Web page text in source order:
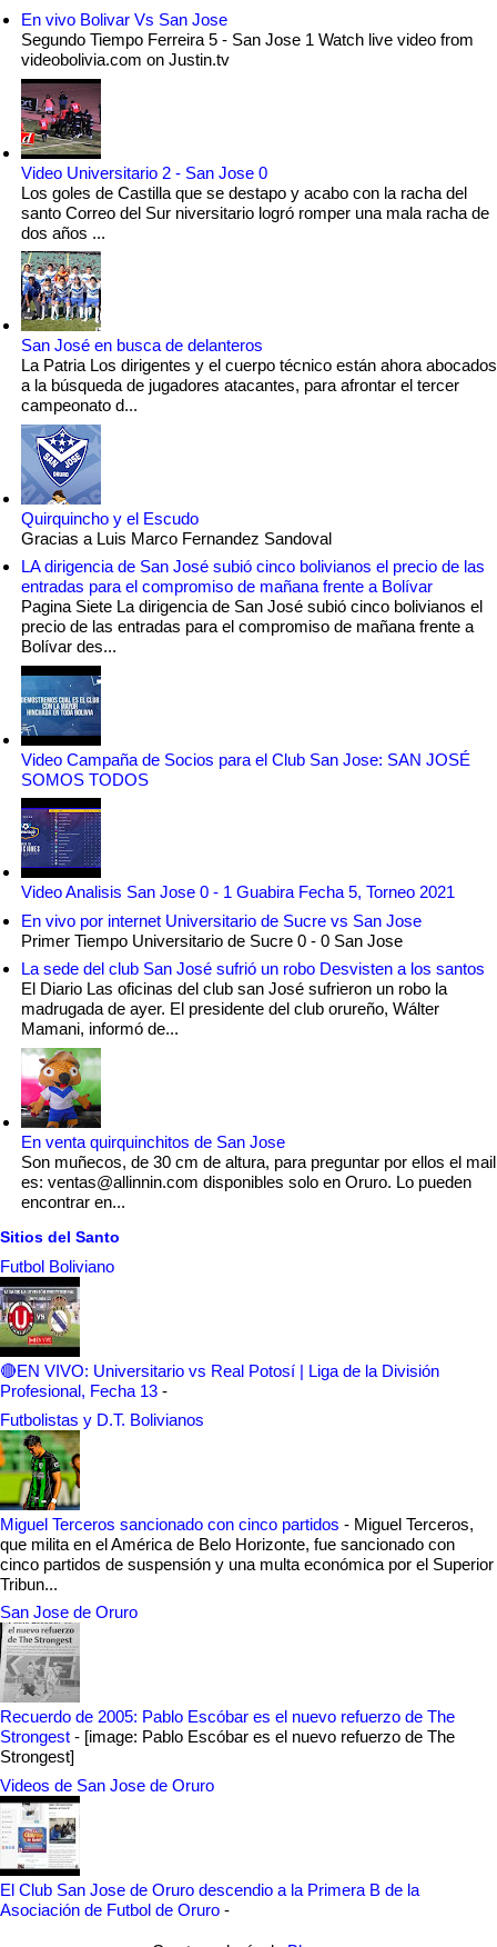
En vivo Bolivar Vs San Jose
Segundo Tiempo Ferreira 5 - San Jose 1 Watch live video from
videobolivia.com on Justin.tv
Video Universitario 2 - San Jose 0
Los goles de Castilla que se destapo y acabo con la racha del
santo Correo del Sur niversitario logró romper una mala racha de
dos años ...
San José en busca de delanteros
La Patria Los dirigentes y el cuerpo técnico están ahora abocados
a la búsqueda de jugadores atacantes, para afrontar el tercer
campeonato d...
Quirquincho y el Escudo
Gracias a Luis Marco Fernandez Sandoval
LA dirigencia de San José subió cinco bolivianos el precio de las
entradas para el compromiso de mañana frente a Bolívar
Pagina Siete La dirigencia de San José subió cinco bolivianos el
precio de las entradas para el compromiso de mañana frente a
Bolívar des...
Video Campaña de Socios para el Club San Jose: SAN JOSÉ
SOMOS TODOS
Video Analisis San Jose 0 - 1 Guabira Fecha 5, Torneo 2021
En vivo por internet Universitario de Sucre vs San Jose
Primer Tiempo Universitario de Sucre 0 - 0 San Jose
La sede del club San José sufrió un robo Desvisten a los santos
El Diario Las oficinas del club san José sufrieron un robo la
madrugada de ayer. El presidente del club orureño, Wálter
Mamani, informó de...
En venta quirquinchitos de San Jose
Son muñecos, de 30 cm de altura, para preguntar por ellos el mail
es: ventas@allinnin.com disponibles solo en Oruro. Lo pueden
encontrar en...
Sitios del Santo
Futbol Boliviano
🔴EN VIVO: Universitario vs Real Potosí | Liga de la División
Profesional, Fecha 13 -
Futbolistas y D.T. Bolivianos
Miguel Terceros sancionado con cinco partidos - Miguel Terceros,
que milita en el América de Belo Horizonte, fue sancionado con
cinco partidos de suspensión y una multa económica por el Superior
Tribun...
San Jose de Oruro
Recuerdo de 2005: Pablo Escóbar es el nuevo refuerzo de The
Strongest - [image: Pablo Escóbar es el nuevo refuerzo de The
Strongest]
Videos de San Jose de Oruro
El Club San Jose de Oruro descendio a la Primera B de la
Asociación de Futbol de Oruro -